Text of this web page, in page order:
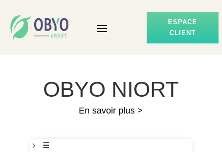
ESPACE
CLIENT
OBYO NIORT
En savoir plus >
☰